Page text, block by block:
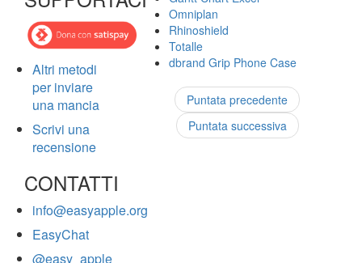
Altri metodi
per inviare
una mancia
Scrivi una
recensione
CONTATTI
info@easyapple.org
EasyChat
@easy_apple
Omniplan
Rhinoshield
Totalle
dbrand Grip Phone Case
Puntata precedente
Puntata successiva